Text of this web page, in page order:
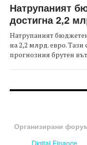
Натрупаният
достигна 2,2
Натрупаният
на 2,2 млрд. евро. Тази
прогнозния брутен
Организирани
Digital Finance